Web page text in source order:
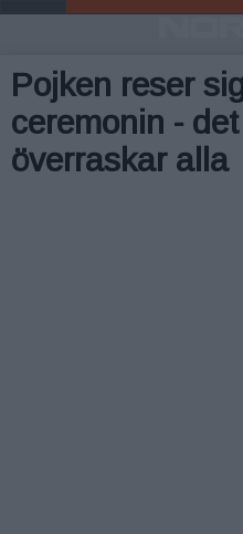
Pojken reser
ceremonin -
överraskar alla